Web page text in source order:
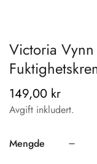
Victoria Vynn
Vanlig
pris
149,00 kr
Avgift inkludert.
Mengde